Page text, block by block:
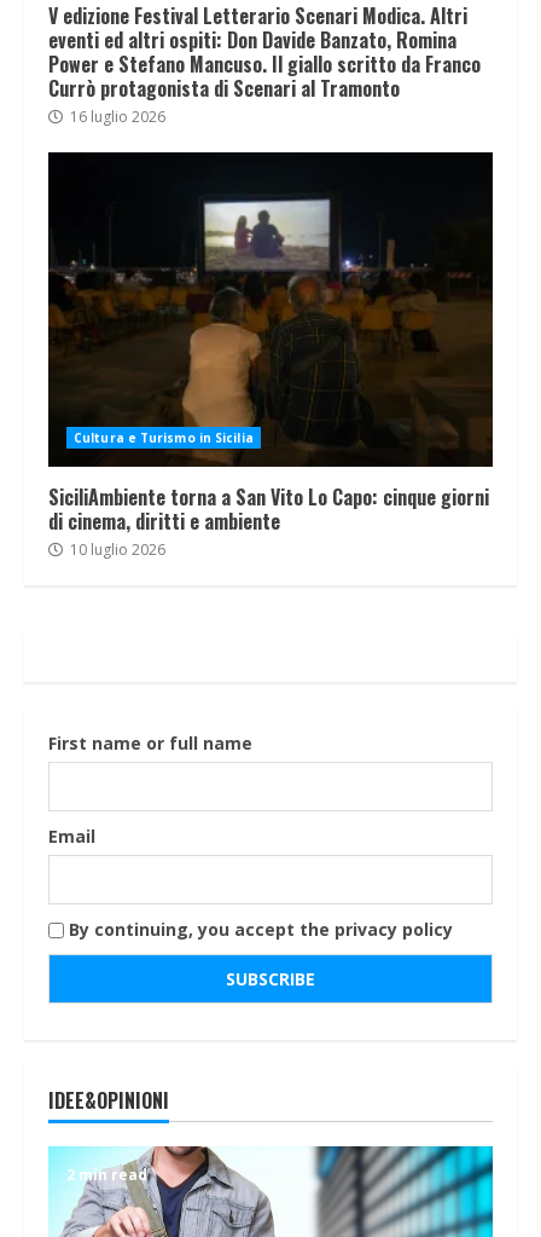
V edizione Festival Letterario Scenari Modica. Altri
eventi ed altri ospiti: Don Davide Banzato, Romina
Power e Stefano Mancuso. Il giallo scritto da Franco
Currò protagonista di Scenari al Tramonto
16 luglio 2026
Cultura e Turismo in Sicilia
SiciliAmbiente torna a San Vito Lo Capo: cinque giorni
di cinema, diritti e ambiente
10 luglio 2026
First name or full name
Email
By continuing, you accept the privacy policy
IDEE&OPINIONI
2 min read